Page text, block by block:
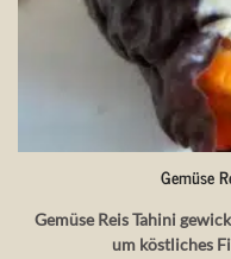
Gemüse
Gemüse Reis Tahini
um köstliches